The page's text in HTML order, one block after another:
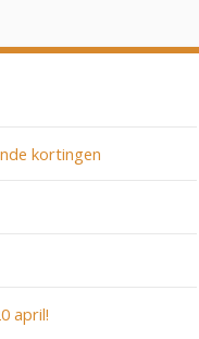
kortingen
april!